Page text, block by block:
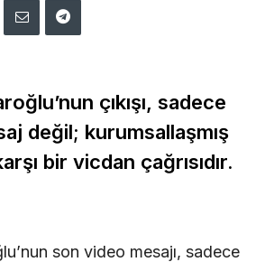
çıkışı, sadece
değil; kurumsallaşmış
bir vicdan çağrısıdır.
son video mesajı, sadece